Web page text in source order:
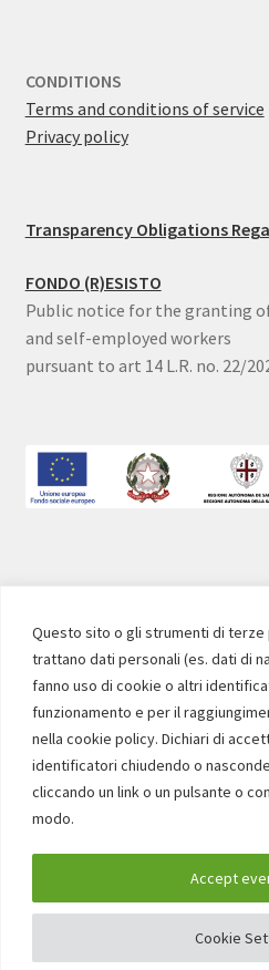
Questo sito o gli strumenti di
trattano dati personali (es. dati di
fanno uso di cookie o altri
funzionamento e per il
nella cookie policy. Dichiari di
identificatori chiudendo o
cliccando un link o un pulsante o
modo.
Cookie
Accept
CONDITIONS
Terms and conditions of service
Privacy policy
Transparency Obligations
FONDO (R)ESISTO
Public notice for the granting
and self-employed workers
pursuant to art 14 L.R. no. 22/
Facebook
Instagram
YouTube
© Museum shop 2026
Privacy policy
Built with